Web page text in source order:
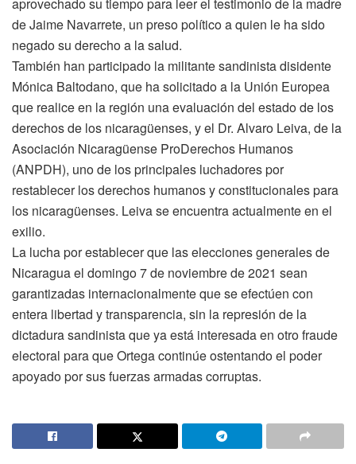
de Jaime Navarrete, un preso político a quien le ha sido
negado su derecho a la salud.
También han participado la militante sandinista disidente
Mónica Baltodano, que ha solicitado a la Unión Europea
que realice en la región una evaluación del estado de los
derechos de los nicaragüenses, y el Dr. Alvaro Leiva, de la
Asociación Nicaragüense ProDerechos Humanos
(ANPDH), uno de los principales luchadores por
restablecer los derechos humanos y constitucionales para
los nicaragüenses. Leiva se encuentra actualmente en el
exilio.
La lucha por establecer que las elecciones generales de
Nicaragua el domingo 7 de noviembre de 2021 sean
garantizadas internacionalmente que se efectúen con
entera libertad y transparencia, sin la represión de la
dictadura sandinista que ya está interesada en otro fraude
electoral para que Ortega continúe ostentando el poder
apoyado por sus fuerzas armadas corruptas.